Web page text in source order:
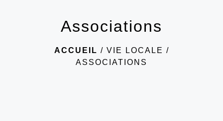
Associations
ACCUEIL / VIE LOCALE /
ASSOCIATIONS